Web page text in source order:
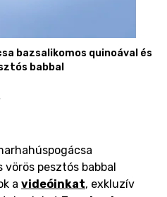
bazsalikomos quinoával és
babbal
vörös pesztós babbal
a videóinkat, exkluzív